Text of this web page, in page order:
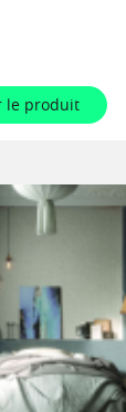
le produit